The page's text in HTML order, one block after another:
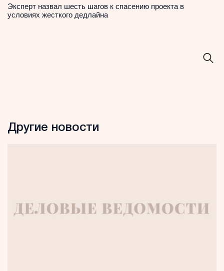
Эксперт назвал шесть шагов к спасению проекта в
условиях жесткого дедлайна
Другие новости